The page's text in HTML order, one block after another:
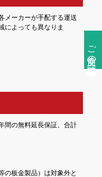
ご注文前の確認事項
メーカーが手配する運送
によっても異なりま
間の無料延長保証、合計
の板金製品）は対象外と